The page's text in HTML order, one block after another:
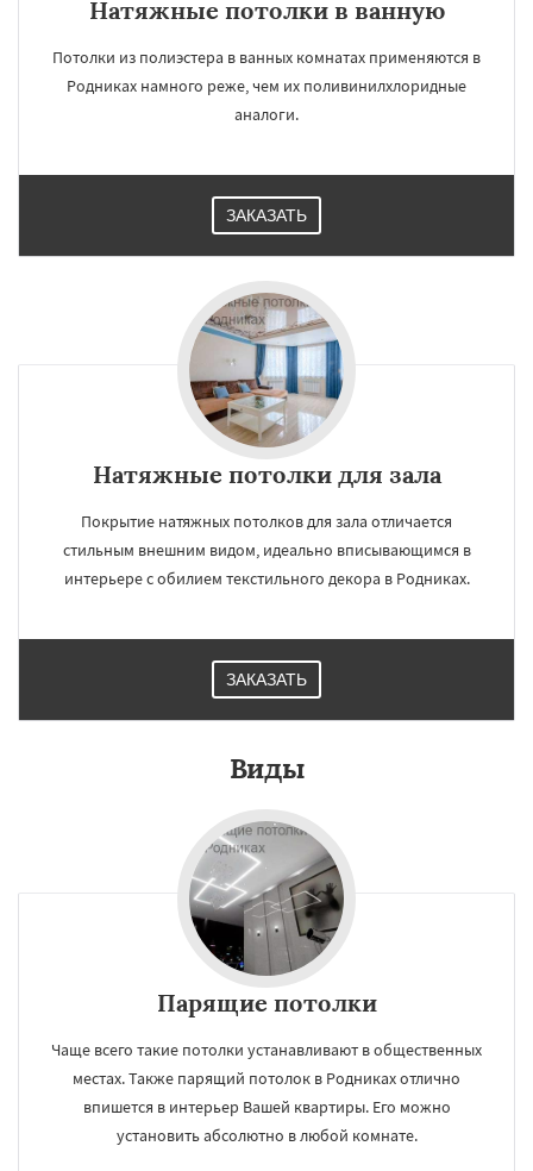
Натяжные потолки в ванную
Потолки из полиэстера в ванных комнатах применяются в
Родниках намного реже, чем их поливинилхлоридные
аналоги.
ЗАКАЗАТЬ
Натяжные потолки для зала
Покрытие натяжных потолков для зала отличается
стильным внешним видом, идеально вписывающимся в
интерьере с обилием текстильного декора в Родниках.
ЗАКАЗАТЬ
Виды
Парящие потолки
Чаще всего такие потолки устанавливают в общественных
местах. Также парящий потолок в Родниках отлично
впишется в интерьер Вашей квартиры. Его можно
установить абсолютно в любой комнате.